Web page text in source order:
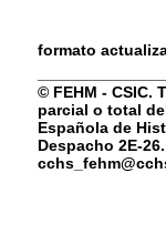
formato
© FEHM - CSIC.
parcial o total
Española de
Despacho 2E-